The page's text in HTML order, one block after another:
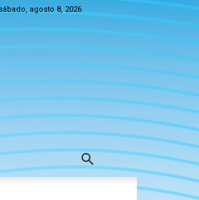
sábado, agosto 8, 2026